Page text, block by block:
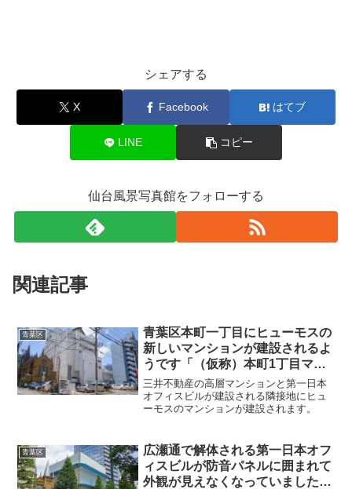
シェアする
X Facebook はてブ
LINE コピー
仙台風景写真館をフォローする
関連記事
青葉区
青葉区本町一丁目にヒューモスの
新しいマンションが建設されるよ
うです「（仮称）本町1丁目マン
ション新築工事」・2026年6月
三井不動産の高層マンションと第一日本
オフィスビルが建設される隣接地にヒュ
ーモスのマンションが建設されます。
青葉区
広瀬通で解体される第一日本オフ
ィスビルが防音パネルに囲まれて
外観が見えなくなっていました・